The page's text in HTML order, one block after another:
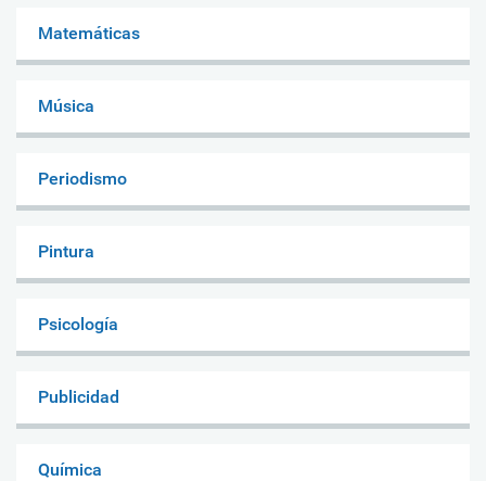
Matemáticas
Música
Periodismo
Pintura
Psicología
Publicidad
Química